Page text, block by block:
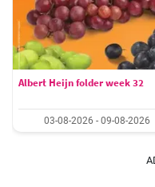
Albert Heijn folder week 32
03-08-2026 - 09-08-2026